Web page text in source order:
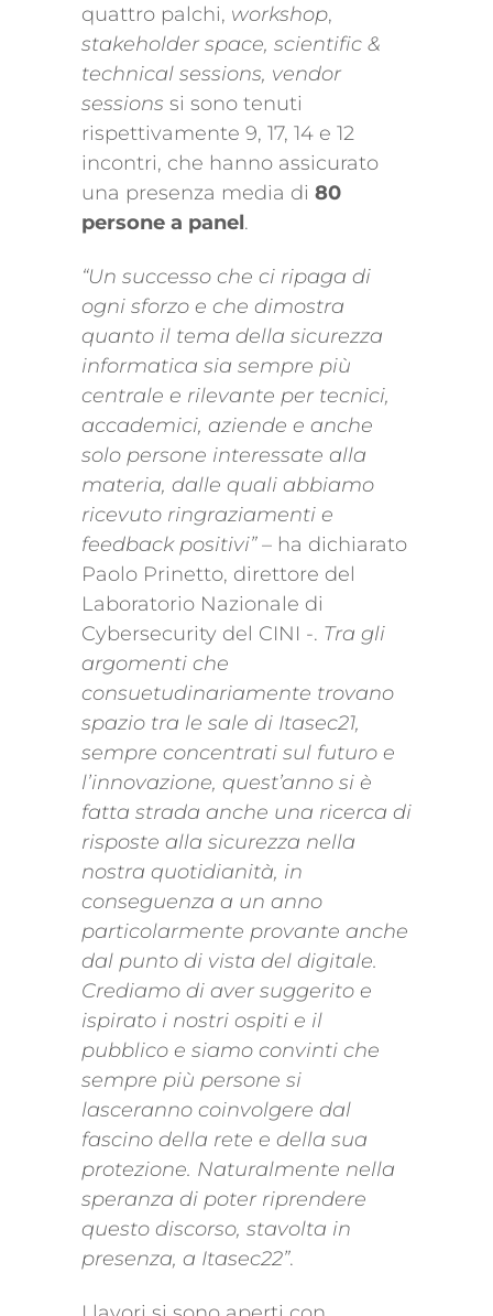
quattro palchi, workshop,
stakeholder space, scientific &
technical sessions, vendor
sessions si sono tenuti
rispettivamente 9, 17, 14 e 12
incontri, che hanno assicurato
una presenza media di 80
persone a panel.
“Un successo che ci ripaga di
ogni sforzo e che dimostra
quanto il tema della sicurezza
informatica sia sempre più
centrale e rilevante per tecnici,
accademici, aziende e anche
solo persone interessate alla
materia, dalle quali abbiamo
ricevuto ringraziamenti e
feedback positivi”– ha dichiarato
Paolo Prinetto, direttore del
Laboratorio Nazionale di
Cybersecurity del CINI -. Tra gli
argomenti che
consuetudinariamente trovano
spazio tra le sale di Itasec21,
sempre concentrati sul futuro e
l’innovazione, quest’anno si è
fatta strada anche una ricerca di
risposte alla sicurezza nella
nostra quotidianità, in
conseguenza a un anno
particolarmente provante anche
dal punto di vista del digitale.
Crediamo di aver suggerito e
ispirato i nostri ospiti e il
pubblico e siamo convinti che
sempre più persone si
lasceranno coinvolgere dal
fascino della rete e della sua
protezione. Naturalmente nella
speranza di poter riprendere
questo discorso, stavolta in
presenza, a Itasec22”.